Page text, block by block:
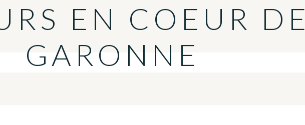
EN COEUR DE
GARONNE